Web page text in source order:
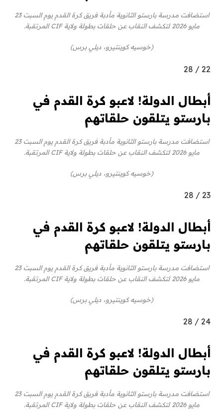
استضافت مدرسة بارستو الثانوية مأدبة فريق كرة القدم يوم السبت 23
مايو 2026 لتكشف النقاب عن حلقات بطولة ولاية CIF المرتقبة.
(خوسيه كوينتيرو، ديلي برس)
22
/
28
أبطال الدولة! لاعبو كرة القدم في
بارستو يتلقون حلقاتهم
استضافت مدرسة بارستو الثانوية مأدبة فريق كرة القدم يوم السبت 23
مايو 2026 لتكشف النقاب عن حلقات بطولة ولاية CIF المرتقبة.
(خوسيه كوينتيرو، ديلي برس)
23
/
28
أبطال الدولة! لاعبو كرة القدم في
بارستو يتلقون حلقاتهم
استضافت مدرسة بارستو الثانوية مأدبة فريق كرة القدم يوم السبت 23
مايو 2026 لتكشف النقاب عن حلقات بطولة ولاية CIF المرتقبة.
(خوسيه كوينتيرو، ديلي برس)
24
/
28
أبطال الدولة! لاعبو كرة القدم في
بارستو يتلقون حلقاتهم
استضافت مدرسة بارستو الثانوية مأدبة فريق كرة القدم يوم السبت 23
مايو 2026 لتكشف النقاب عن حلقات بطولة ولاية CIF المرتقبة.